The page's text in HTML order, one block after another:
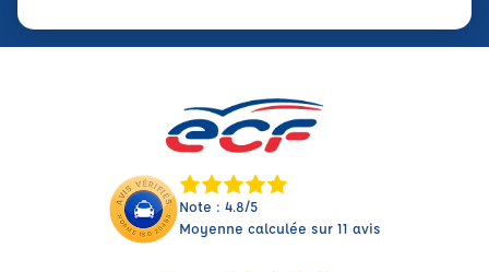
Note : 4.8/5
Moyenne calculée sur 11 avis